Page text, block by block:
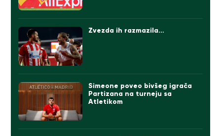
Zvezda ih razmazila…
Simeone poveo bivšeg igrača
Partizana na turneju sa
Atletikom